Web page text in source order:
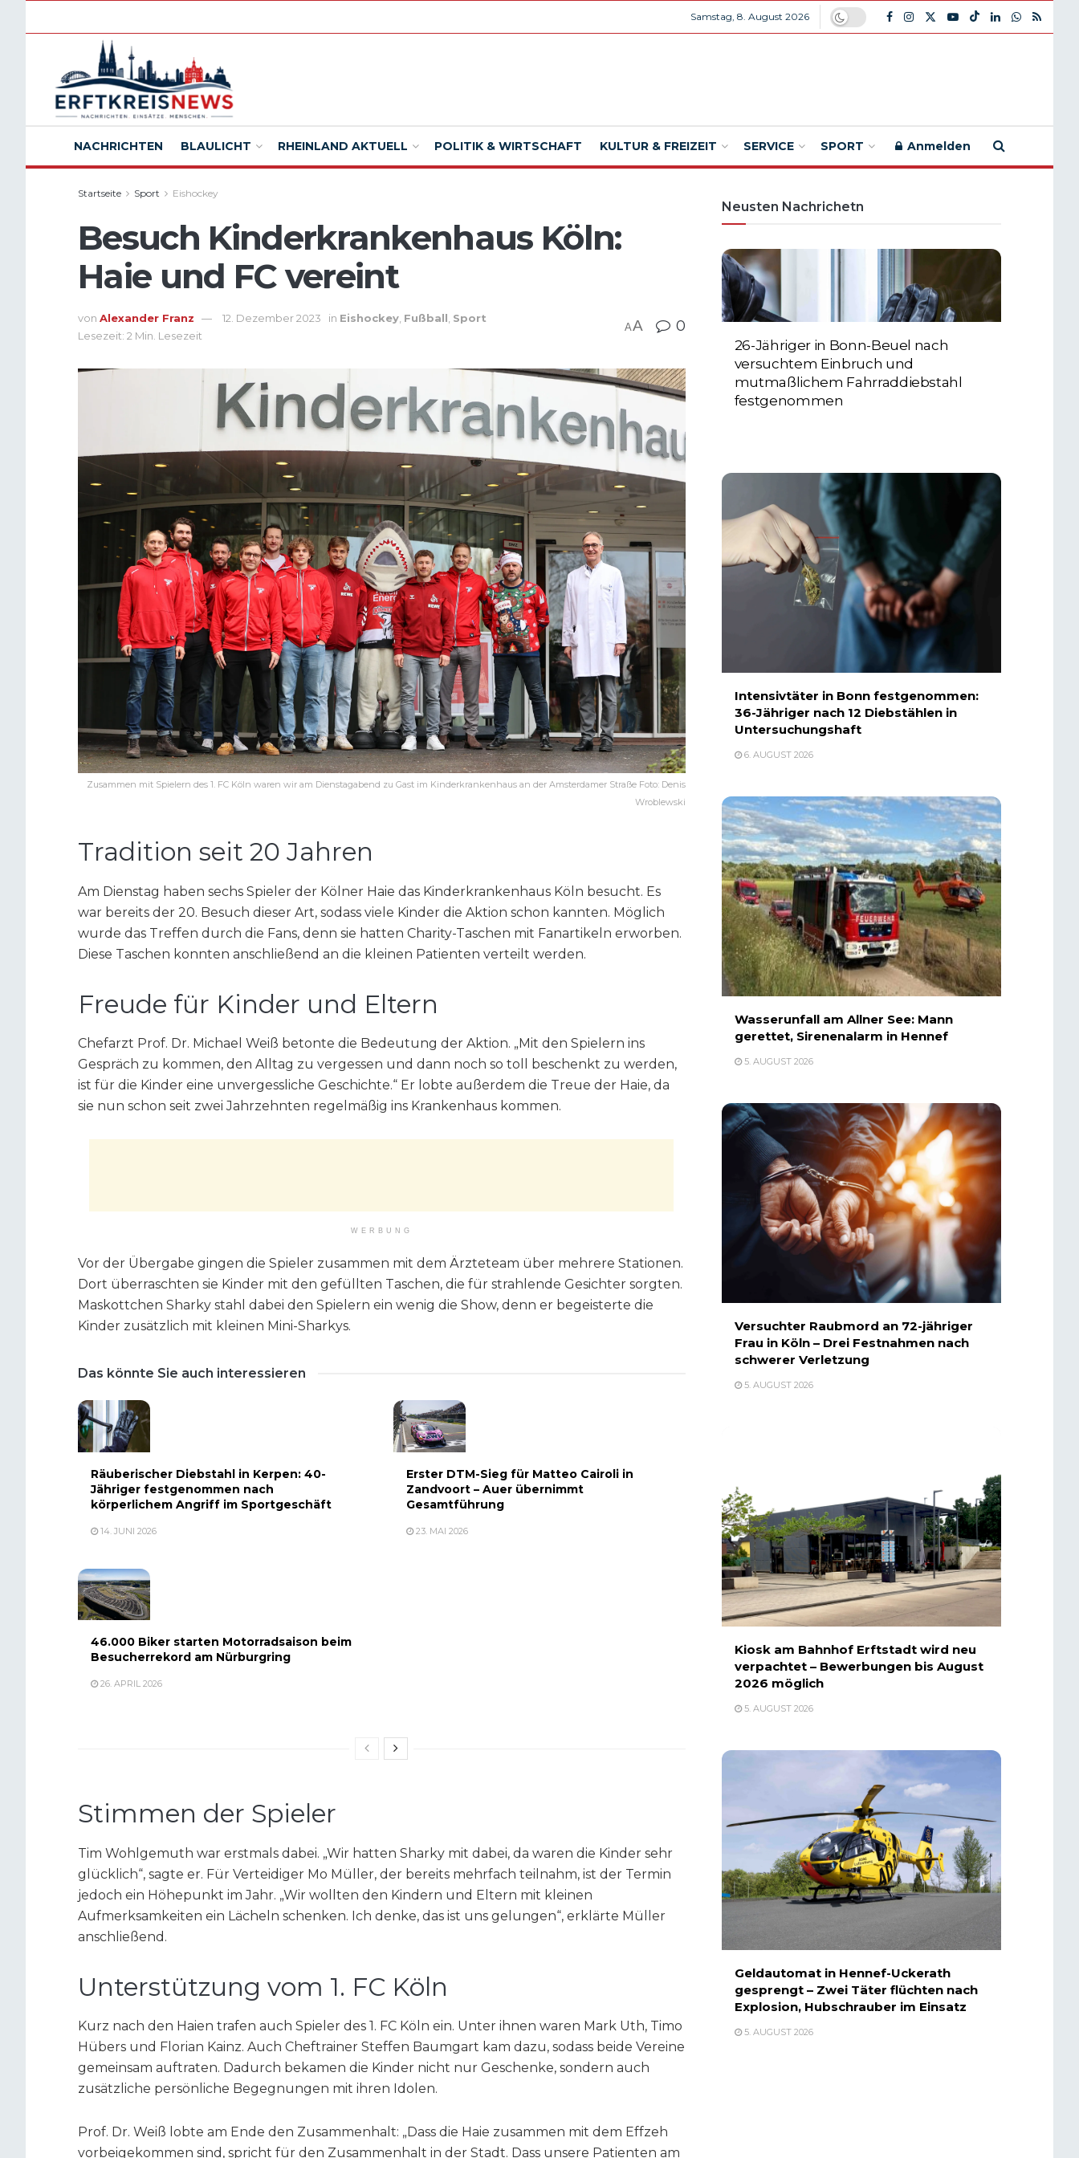
Samstag, 8. August 2026
NACHRICHTEN BLAULICHT RHEINLAND AKTUELL POLITIK & WIRTSCHAFT KULTUR & FREIZEIT SERVICE SPORT Anmelden
Startseite Sport Eishockey
Besuch Kinderkrankenhaus Köln:
Haie und FC vereint
von Alexander Franz 12. Dezember 2023 in Eishockey Fußball Sport
Lesezeit: 2 Min. Lesezeit
AA 0
Zusammen mit Spielern des 1. FC Köln waren wir am Dienstagabend zu Gast im Kinderkrankenhaus an der Amsterdamer Straße Foto: Denis
Wroblewski
Tradition seit 20 Jahren
Am Dienstag haben sechs Spieler der Kölner Haie das Kinderkrankenhaus Köln besucht. Es
war bereits der 20. Besuch dieser Art, sodass viele Kinder die Aktion schon kannten. Möglich
wurde das Treffen durch die Fans, denn sie hatten Charity-Taschen mit Fanartikeln erworben.
Diese Taschen konnten anschließend an die kleinen Patienten verteilt werden.
Freude für Kinder und Eltern
Chefarzt Prof. Dr. Michael Weiß betonte die Bedeutung der Aktion. „Mit den Spielern ins
Gespräch zu kommen, den Alltag zu vergessen und dann noch so toll beschenkt zu werden,
ist für die Kinder eine unvergessliche Geschichte.“ Er lobte außerdem die Treue der Haie, da
sie nun schon seit zwei Jahrzehnten regelmäßig ins Krankenhaus kommen.
WERBUNG
Vor der Übergabe gingen die Spieler zusammen mit dem Ärzteteam über mehrere Stationen.
Dort überraschten sie Kinder mit den gefüllten Taschen, die für strahlende Gesichter sorgten.
Maskottchen Sharky stahl dabei den Spielern ein wenig die Show, denn er begeisterte die
Kinder zusätzlich mit kleinen Mini-Sharkys.
Das könnte Sie auch interessieren
Räuberischer Diebstahl in Kerpen: 40-
Jähriger festgenommen nach
körperlichem Angriff im Sportgeschäft
14. JUNI 2026
Erster DTM-Sieg für Matteo Cairoli in
Zandvoort – Auer übernimmt
Gesamtführung
23. MAI 2026
46.000 Biker starten Motorradsaison beim
Besucherrekord am Nürburgring
26. APRIL 2026
Stimmen der Spieler
Tim Wohlgemuth war erstmals dabei. „Wir hatten Sharky mit dabei, da waren die Kinder sehr
glücklich“, sagte er. Für Verteidiger Mo Müller, der bereits mehrfach teilnahm, ist der Termin
jedoch ein Höhepunkt im Jahr. „Wir wollten den Kindern und Eltern mit kleinen
Aufmerksamkeiten ein Lächeln schenken. Ich denke, das ist uns gelungen“, erklärte Müller
anschließend.
Unterstützung vom 1. FC Köln
Kurz nach den Haien trafen auch Spieler des 1. FC Köln ein. Unter ihnen waren Mark Uth, Timo
Hübers und Florian Kainz. Auch Cheftrainer Steffen Baumgart kam dazu, sodass beide Vereine
gemeinsam auftraten. Dadurch bekamen die Kinder nicht nur Geschenke, sondern auch
zusätzliche persönliche Begegnungen mit ihren Idolen.
Prof. Dr. Weiß lobte am Ende den Zusammenhalt: „Dass die Haie zusammen mit dem Effzeh
vorbeigekommen sind, spricht für den Zusammenhalt in der Stadt. Dass unsere Patienten am
Neusten Nachrichetn
26-Jähriger in Bonn-Beuel nach
versuchtem Einbruch und
mutmaßlichem Fahrraddiebstahl
festgenommen
Intensivtäter in Bonn festgenommen:
36-Jähriger nach 12 Diebstählen in
Untersuchungshaft
6. AUGUST 2026
Wasserunfall am Allner See: Mann
gerettet, Sirenenalarm in Hennef
5. AUGUST 2026
Versuchter Raubmord an 72-jähriger
Frau in Köln – Drei Festnahmen nach
schwerer Verletzung
5. AUGUST 2026
Kiosk am Bahnhof Erftstadt wird neu
verpachtet – Bewerbungen bis August
2026 möglich
5. AUGUST 2026
Geldautomat in Hennef-Uckerath
gesprengt – Zwei Täter flüchten nach
Explosion, Hubschrauber im Einsatz
5. AUGUST 2026